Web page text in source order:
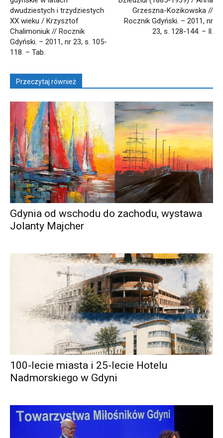
dwudziestych i trzydziestych
XX wieku / Krzysztof
Chalimoniuk // Rocznik
Gdyński. – 2011, nr 23, s. 105-
118. – Tab.
Grzeszna-Kozikowska //
Rocznik Gdyński. – 2011, nr
23, s. 128-144. – Il.
Przeczytaj również
Gdynia od wschodu do zachodu, wystawa
Jolanty Majcher
100-lecie miasta i 25-lecie Hotelu
Nadmorskiego w Gdyni